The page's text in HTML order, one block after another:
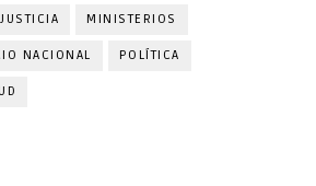
JUSTICIA MINISTERIOS
NACIONAL POLÍTICA